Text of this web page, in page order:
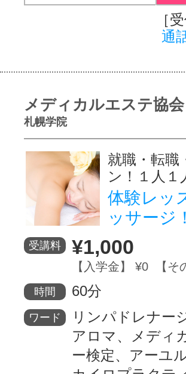
［
通
メディカルエステ協会
札幌学院
就職・転職
ン！１人
体験レッ
ッサージ
受講料 ¥1,000
【入学金】 ¥0 【
時間 60分
ワード
リンパドレナー
アロマ、メディ
ー検定、アーユ